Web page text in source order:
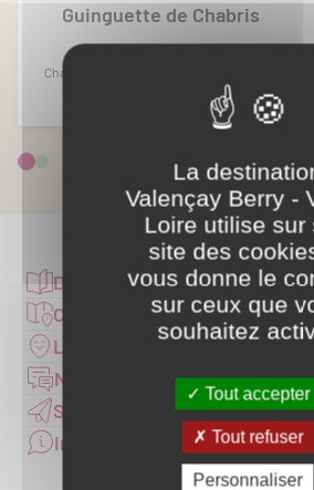
Guinguette de Chabris
Chabris
Documentation
Carte interactive
Les Offices de Tourisme
Nous contacter
S'inscrire à la newsletter
Infos pratiques
La
Valençay Berry -
Loire utilise sur
site des
vous donne le
sur ceux que
souhaitez
Tout accepter
Tout refuser
Personnaliser